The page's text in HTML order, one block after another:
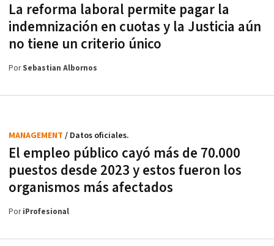
La reforma laboral permite pagar la
indemnización en cuotas y la Justicia aún
no tiene un criterio único
PorSebastian Albornos
El empleo público cayó más de 70.000
puestos desde 2023 y estos fueron los
organismos más afectados
MANAGEMENT / Datos oficiales.
PoriProfesional